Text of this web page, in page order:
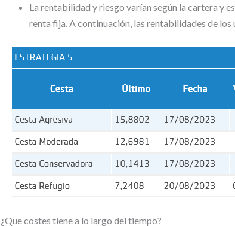
La rentabilidad y riesgo varían según la cartera y
renta fija. A continuación, las rentabilidades de
¿Que costes tiene a lo largo del tiempo?